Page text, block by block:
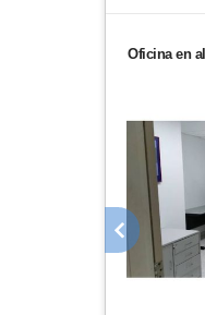
Oficina en